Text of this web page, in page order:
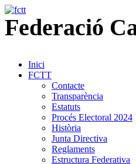
Federació
Inici
FCTT
Contacte
Transparència
Estatuts
Procés Electoral 2024
Història
Junta Directiva
Reglaments
Estructura Federativa